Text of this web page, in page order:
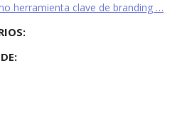
herramienta clave de branding …